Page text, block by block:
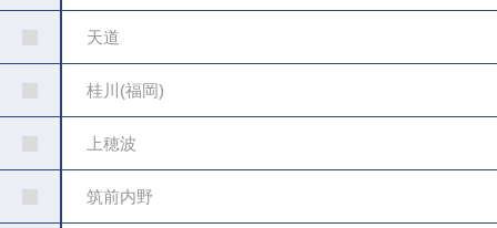
天道
桂川(福岡)
上穂波
筑前内野